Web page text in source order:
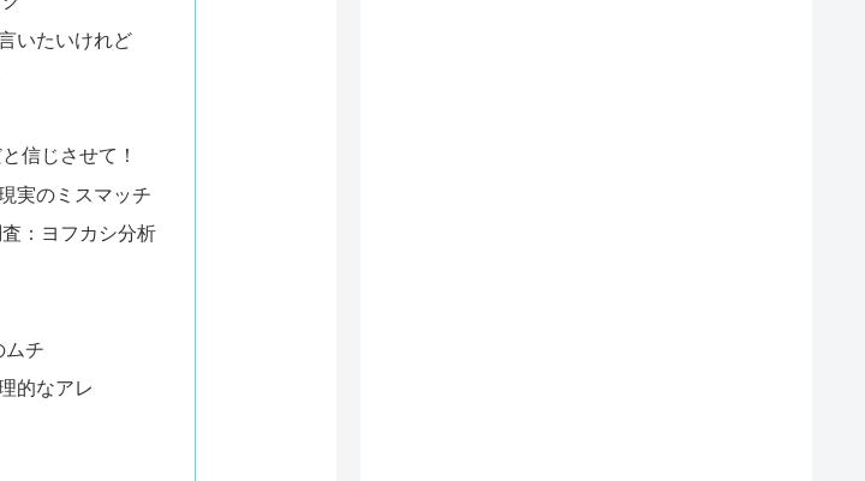
いたいけれど
信じさせて！
実のミスマッチ
：ヨフカシ分析
ムチ
的なアレ